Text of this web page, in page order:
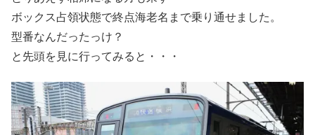
ボックス占領状態で終点海老名まで乗り通せました。
型番なんだったっけ？
と先頭を見に行ってみると・・・